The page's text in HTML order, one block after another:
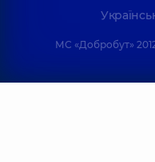
МС «Добробут»